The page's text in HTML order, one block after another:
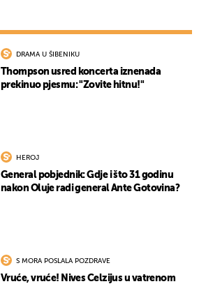
DRAMA U ŠIBENIKU
Thompson usred koncerta iznenada
prekinuo pjesmu: "Zovite hitnu!"
HEROJ
General pobjednik: Gdje i što 31 godinu
nakon Oluje radi general Ante Gotovina?
S MORA POSLALA POZDRAVE
Vruće, vruće! Nives Celzijus u vatrenom